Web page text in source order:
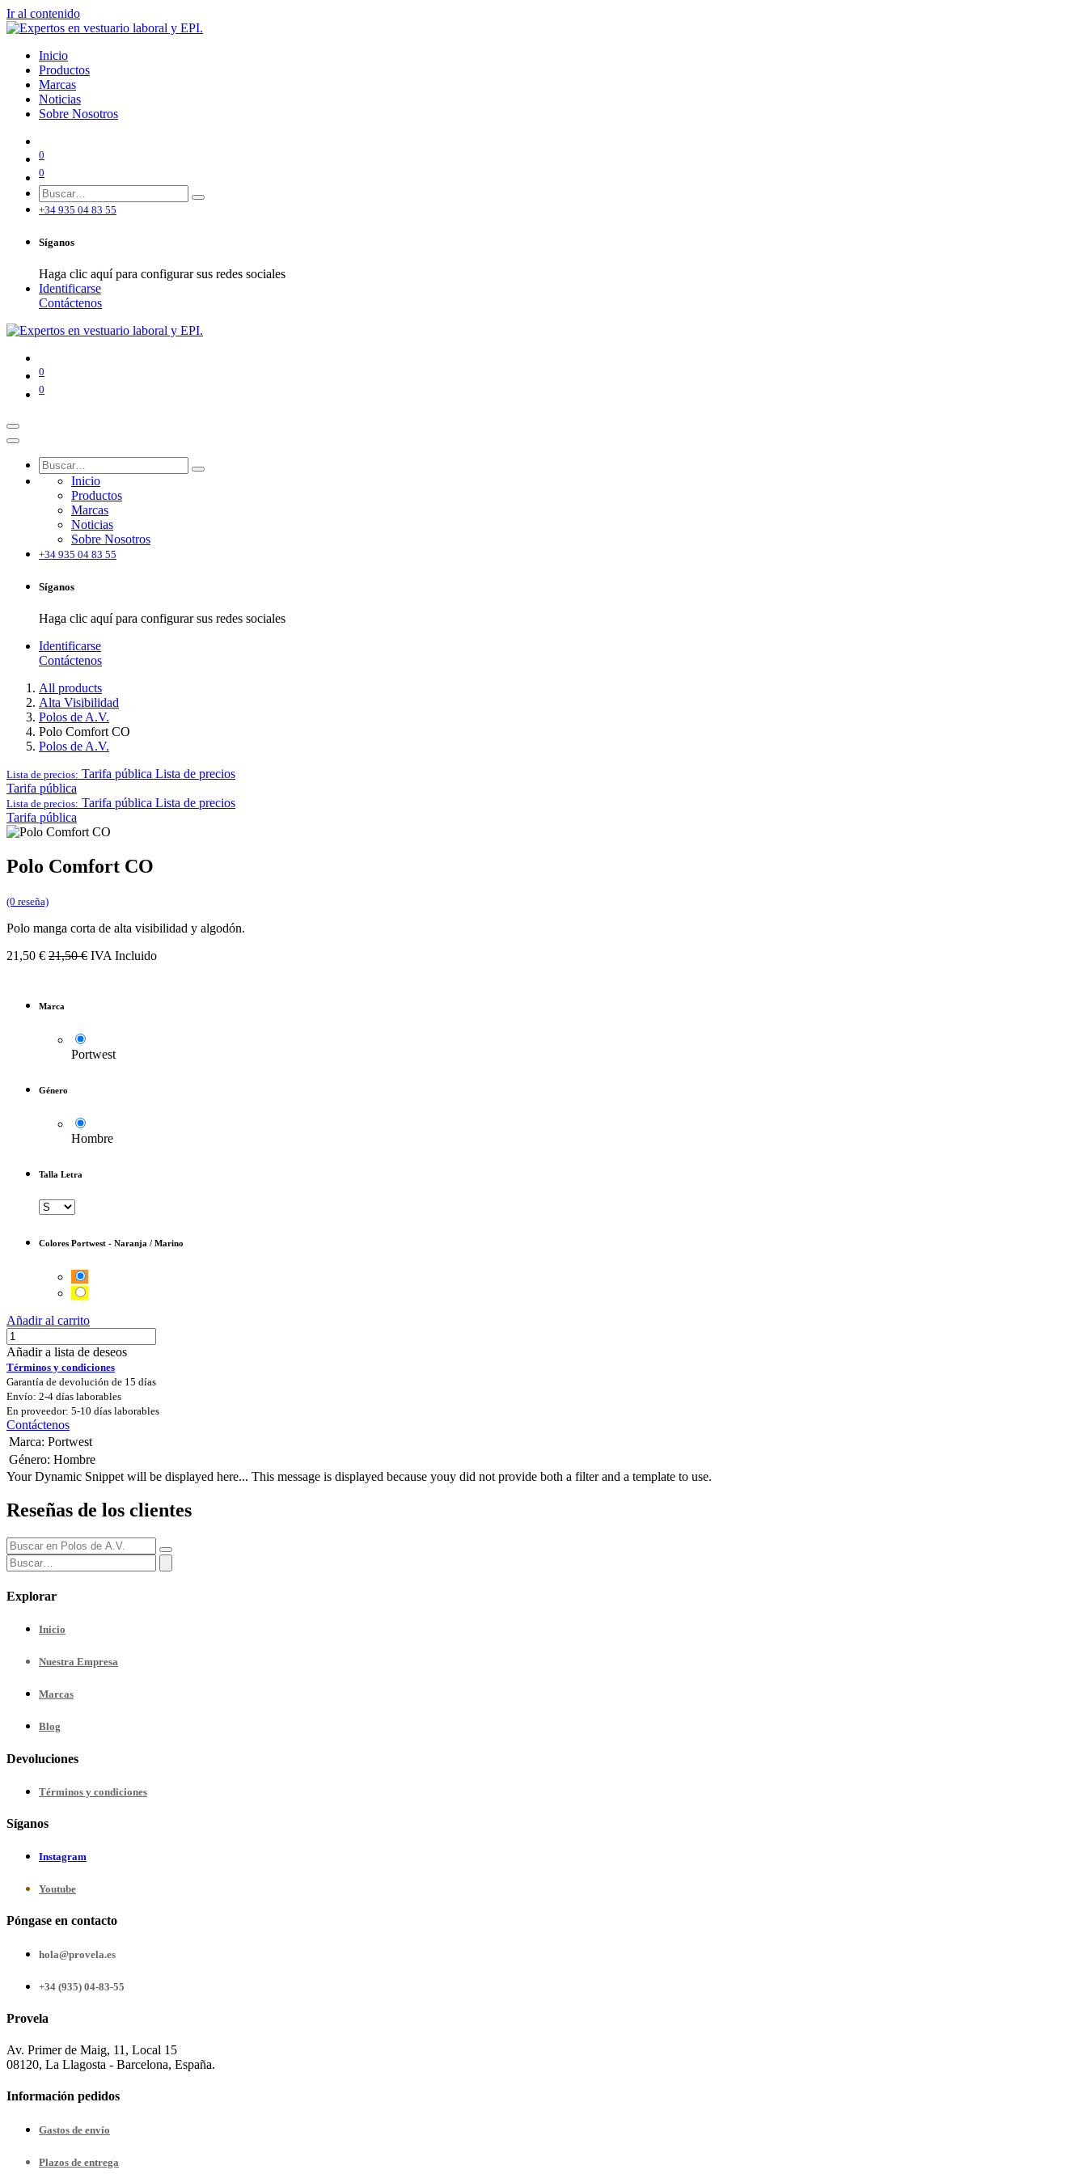
Ir al contenido
Inicio
Productos
Marcas
Noticias
Sobre Nosotros
0
0
+34 935 04 83 55
Síganos
Haga clic aquí para configurar sus redes sociales
Identificarse
Contáctenos
0
0
Inicio
Productos
Marcas
Noticias
Sobre Nosotros
+34 935 04 83 55
Síganos
Haga clic aquí para configurar sus redes sociales
Identificarse
Contáctenos
All products
Alta Visibilidad
Polos de A.V.
Polo Comfort CO
Polos de A.V.
Lista de precios: Tarifa pública Lista de precios
Tarifa pública
Lista de precios: Tarifa pública Lista de precios
Tarifa pública
Polo Comfort CO
(0 reseña)
Polo manga corta de alta visibilidad y algodón.
21,50 € 21,50€ IVA Incluido
Marca
Portwest
Género
Hombre
Talla Letra
Colores Portwest - Naranja / Marino
Añadir al carrito
Añadir a lista de deseos
Términos y condiciones
Garantía de devolución de 15 días
Envío: 2-4 días laborables
En proveedor: 5-10 días laborables
Contáctenos
Marca: Portwest
Género: Hombre
Your Dynamic Snippet will be displayed here... This message is displayed because youy did not provide both a filter and a template to use.
Reseñas de los clientes
Explorar
Inicio
Nuestra Empresa
Marcas
Blog
Devoluciones
Términos y condiciones
Síganos
Instagram
Youtube
Póngase en contacto
hola@provela.es
+34 (935) 04-83-55
Provela
Av. Primer de Maig, 11, Local 15
08120, La Llagosta - Barcelona, España.
Información pedidos
Gastos de envío
Plazos de entrega